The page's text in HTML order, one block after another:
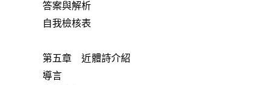
答案與解析
自我檢核表
第五章 近體詩介紹
導言